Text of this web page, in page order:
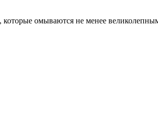
которые омываются не менее